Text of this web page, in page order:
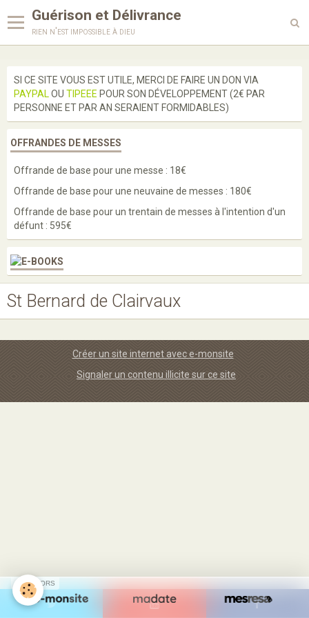
Guérison et Délivrance
rien n'est impossible à dieu
Enseignements
Prières
Bénédictions
Médailles
Scapulaires
Cordons
Sites
Offrandes de messes
Ma Chaîne YouTube
Vidéos populaires
St Bernard de Clairvaux
SI CE SITE VOUS EST UTILE, MERCI DE FAIRE UN DON VIA
PAYPAL OU TIPEEE POUR SON DÉVELOPPEMENT (2€ PAR
PERSONNE ET PAR AN SERAIENT FORMIDABLES)
OFFRANDES DE MESSES
Offrande de base pour une messe : 18€
Offrande de base pour une neuvaine de messes : 180€
Offrande de base pour un trentain de messes à l'intention d'un
défunt : 595€
Créer un site internet avec e-monsite
Signaler un contenu illicite sur ce site
SPONSORS